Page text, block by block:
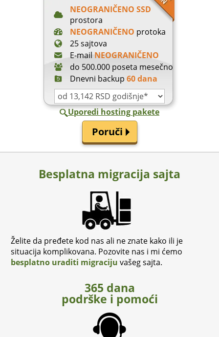
NEOGRANIČENO SSD
prostora
NEOGRANIČENO protoka
25 sajtova
E-mail NEOGRANIČENO
do 500.000 poseta mesečno
Dnevni backup 60 dana
Uporedi hosting pakete
Besplatna migracija sajta
Želite da pređete kod nas ali ne znate kako ili je
situacija komplikovana. Pozovite nas i mi ćemo
besplatno uraditi migraciju vašeg sajta.
365 dana
podrške i pomoći